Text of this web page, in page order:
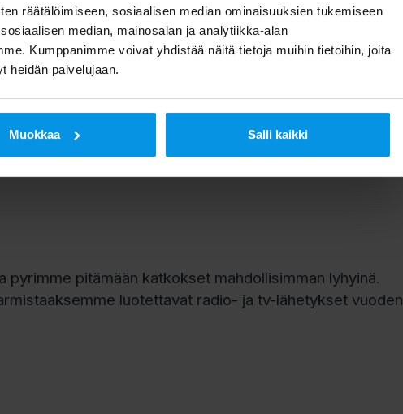
räätälöimiseen, sosiaalisen median ominaisuuksien tukemiseen
median, mainosalan ja analytiikka-alan
Kumppanimme voivat yhdistää näitä tietoja muihin tietoihin, joita
heidän palvelujaan.
Muokkaa Salli kaikki
Suomi HD,V sport + Suomi HD,V sport golf HD,
2 HD,MTV Urheilu 3,Investigation
Radio Suomi Kotka, Ylex, Radio Rock, Yle Radio 1,
pyrimme pitämään katkokset mahdollisimman lyhyinä.
luotettavat radio- ja tv-lähetykset vuoden